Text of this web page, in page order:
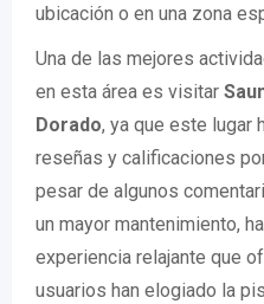
ubicación o en una zona
Una de las mejores
en esta área es visitar
Dorado, ya que este lugar
reseñas y calificaciones
pesar de algunos
un mayor mantenimiento,
experiencia relajante que
usuarios han elogiado la